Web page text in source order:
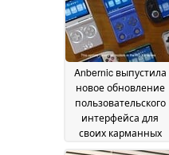
Anbernic выпустила
новое обновление
пользовательского
интерфейса для
своих карманных
компьютеров RG XX